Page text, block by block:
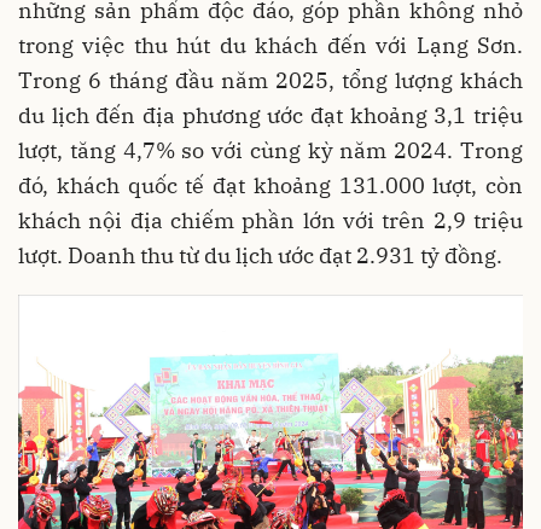
những sản phẩm độc đáo, góp phần không nhỏ
trong việc thu hút du khách đến với Lạng Sơn.
Trong 6 tháng đầu năm 2025, tổng lượng khách
du lịch đến địa phương ước đạt khoảng 3,1 triệu
lượt, tăng 4,7% so với cùng kỳ năm 2024. Trong
đó, khách quốc tế đạt khoảng 131.000 lượt, còn
khách nội địa chiếm phần lớn với trên 2,9 triệu
lượt. Doanh thu từ du lịch ước đạt 2.931 tỷ đồng.